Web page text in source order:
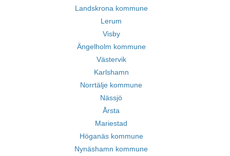
Landskrona kommune
Lerum
Visby
Ängelholm kommune
Västervik
Karlshamn
Norrtälje kommune
Nässjö
Årsta
Mariestad
Höganäs kommune
Nynäshamn kommune